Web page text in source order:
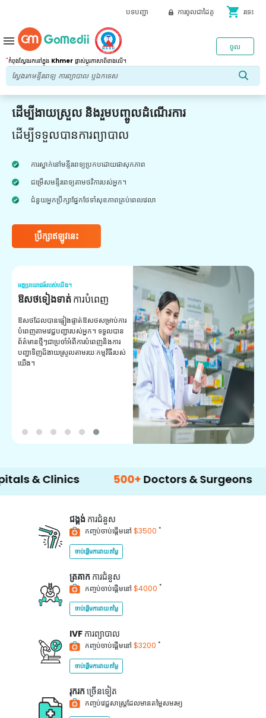
បទបញ្ជា ការចូលជាដៃគូ shopping_cart រទេះ
*កំពុងស្វែងរកនៅក្នុង Khmer ផ្លាស់ប្តូរភាសាពីខាងលើ។
ចូល
menu
ដើម្បីងាយស្រួល និងរួមបញ្ចូលដំណើរការ
ដើម្បីទទួលបានការព្យាបាល
ការស្នាក់នៅមន្ទីរពេទ្យប្រកបដោយផាសុកភាព
ជម្រើសមន្ទីរពេទ្យតាមថវិការបស់អ្នក។
ជំនួយអ្នកប្រឹក្សាផ្នែកថែទាំសុខភាពគ្រប់ពេលវេលា
ប្រឹក្សាឥឡូវនេះ
អត្ថប្រយោជន៍របស់យើង។
ឱសថទៀងទាត់ការបំពេញ
ឱសថដែលបានផ្ទៀងផ្ទាត់ឱសថសម្រាប់ការ
បំពេញតាមវេជ្ជបញ្ជារបស់អ្នក។ ទទួល​បាន​
ព័ត៌មាន​ថ្មីៗ​ជា​ប្រចាំ​អំពី​ការ​បំពេញ​និង​ការ​
បញ្ជា​ទិញ​ដ៏​ងាយ​ស្រួល​តាម​រយៈ​កម្មវិធី​របស់​
យើង។
500+ Doctors & Surgeons 14+
ជង្គង់ ការជំនួស
កញ្ចប់ចាប់ផ្តើមនៅ $3500 *
ចាប់ផ្តើមការវាយតម្លៃ
ត្រគាក ការជំនួស
កញ្ចប់ចាប់ផ្តើមនៅ $4000 *
ចាប់ផ្តើមការវាយតម្លៃ
IVF ការព្យាបាល
កញ្ចប់ចាប់ផ្តើមនៅ $3200 *
ចាប់ផ្តើមការវាយតម្លៃ
រុករក ច្រើនទៀត
កញ្ចប់វេជ្ជសាស្ត្រដែលមានតម្លៃសមរម្យ